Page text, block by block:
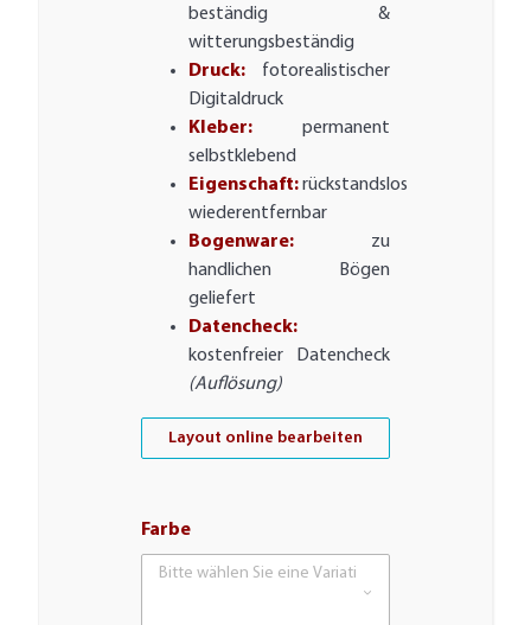
beständig &
witterungsbeständig
Druck: fotorealistischer
Digitaldruck
Kleber: permanent
selbstklebend
Eigenschaft:rückstandslos
wiederentfernbar
Bogenware: zu
handlichen Bögen
geliefert
Datencheck:
kostenfreier Datencheck
(Auflösung)
Layout online bearbeiten
Farbe
Bitte wählen Sie eine Variation.